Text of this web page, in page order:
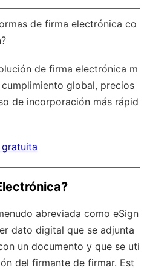
de firma electrónica co
de firma electrónica m
cumplimiento global, precios
de incorporación más rápid
gratuita
abreviada como eSign
dato digital que se adjunta
un documento y que se uti
del firmante de firmar. Est